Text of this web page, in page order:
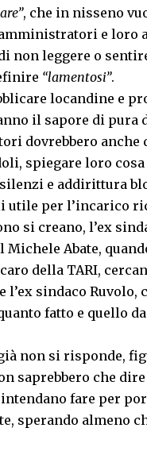
, che in nisseno
e loro
non leggere o
“lamentosi”.
locandine e
il sapore di pura
dovrebbero anche
spiegare loro
e addirittura
utile per l’incarico
si creano, l’ex
Michele Abate,
della TARI,
sindaco Ruvolo,
fatto e quello
non si risponde,
saprebbero che
intendano fare per
sperando almeno